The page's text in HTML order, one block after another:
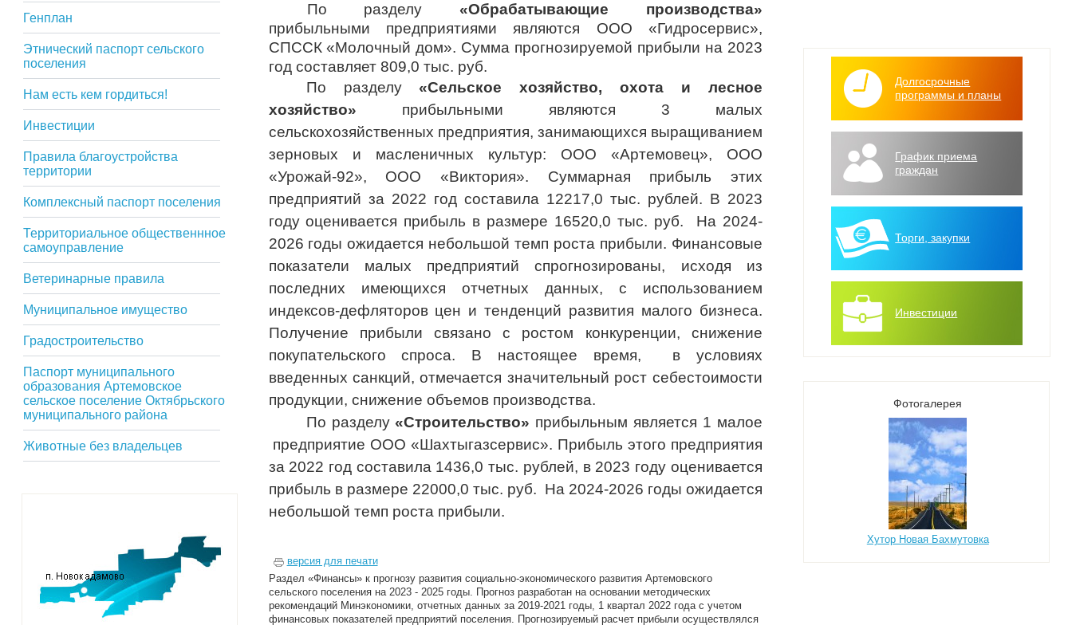
Генплан
Этнический паспорт сельского
поселения
Нам есть кем гордиться!
Инвестиции
Правила благоустройства
территории
Комплексный паспорт поселения
Территориальное общественнное
самоуправление
Ветеринарные правила
Муниципальное имущество
Градостроительство
Паспорт муниципального
образования Артемовское
сельское поселение Октябрьского
муниципального района
Животные без владельцев
По разделу«Обрабатывающие производства»
прибыльными предприятиями являются ООО «Гидросервис»,
СПССК «Молочный дом». Сумма прогнозируемой прибыли на 2023
год составляет 809,0 тыс. руб.
По разделу«Сельское хозяйство, охота и лесное
хозяйство» прибыльными являются 3 малых
сельскохозяйственных предприятия, занимающихся выращиванием
зерновых и масленичных культур: ООО «Артемовец», ООО
«Урожай-92», ООО «Виктория». Суммарная прибыль этих
предприятий за 2022 год составила 12217,0 тыс. рублей. В 2023
году оценивается прибыль в размере 16520,0 тыс. руб. На 2024-
2026 годы ожидается небольшой темп роста прибыли. Финансовые
показатели малых предприятий спрогнозированы, исходя из
последних имеющихся отчетных данных, с использованием
индексов-дефляторов цен и тенденций развития малого бизнеса.
Получение прибыли связано с ростом конкуренции, снижение
покупательского спроса. В настоящее время, в условиях
введенных санкций, отмечается значительный рост себестоимости
продукции, снижение объемов производства.
По разделу«Строительство» прибыльным является 1 малое
предприятие ООО «Шахтыгазсервис». Прибыль этого предприятия
за 2022 год составила 1436,0 тыс. рублей, в 2023 году оценивается
прибыль в размере 22000,0 тыс. руб. На 2024-2026 годы ожидается
небольшой темп роста прибыли.
версия для печати
Раздел «Финансы» к прогнозу развития социально-экономического развития Артемовского
сельского поселения на 2023 - 2025 годы. Прогноз разработан на основании методических
рекомендаций Минэкономики, отчетных данных за 2019-2021 годы, 1 квартал 2022 года с учетом
финансовых показателей предприятий поселения. Прогнозируемый расчет прибыли осуществлялся
Долгосрочные
программы и планы
График приема
граждан
Торги, закупки
Инвестиции
Фотогалерея
Хутор Новая Бахмутовка